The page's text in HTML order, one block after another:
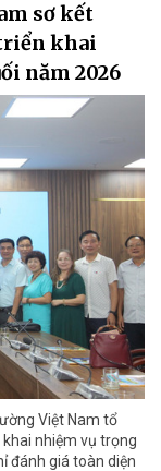
sơ kết
khai
năm 2026
Việt Nam tổ
nhiệm vụ trọng
đánh giá toàn diện